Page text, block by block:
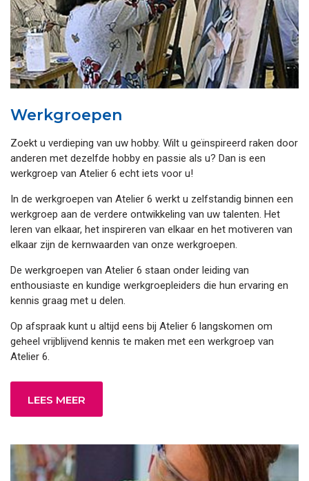
Werkgroepen
Zoekt u verdieping van uw hobby. Wilt u geïnspireerd raken door
anderen met dezelfde hobby en passie als u? Dan is een
werkgroep van Atelier 6 echt iets voor u!
In de werkgroepen van Atelier 6 werkt u zelfstandig binnen een
werkgroep aan de verdere ontwikkeling van uw talenten. Het
leren van elkaar, het inspireren van elkaar en het motiveren van
elkaar zijn de kernwaarden van onze werkgroepen.
De werkgroepen van Atelier 6 staan onder leiding van
enthousiaste en kundige werkgroepleiders die hun ervaring en
kennis graag met u delen.
Op afspraak kunt u altijd eens bij Atelier 6 langskomen om
geheel vrijblijvend kennis te maken met een werkgroep van
Atelier 6.
LEES MEER